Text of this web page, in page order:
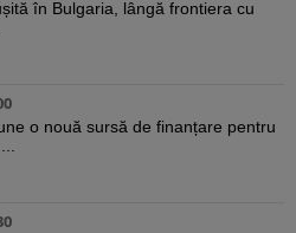
în Bulgaria, lângă frontiera cu
o nouă sursă de finanțare pentru